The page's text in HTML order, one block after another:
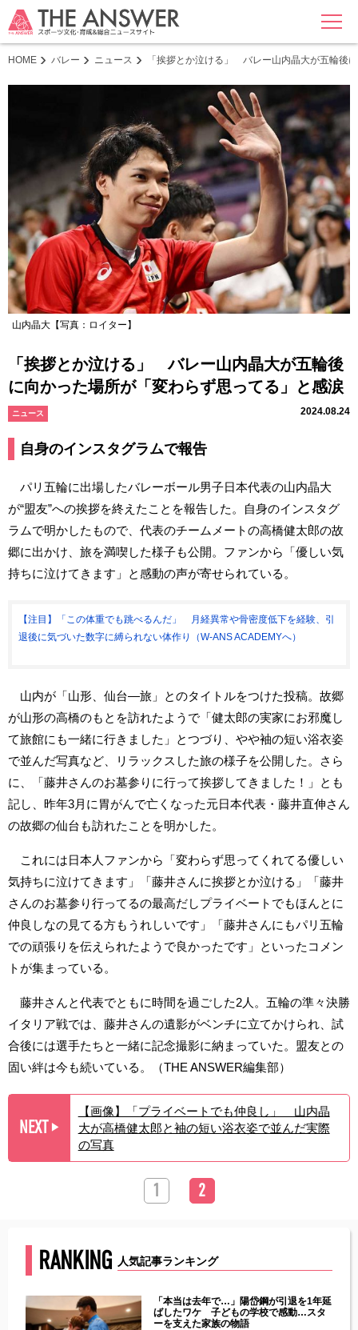
MENU
HOME バレー ニュース 「挨拶とか泣ける」 バレー山内晶大が五輪後
山内晶大【写真：ロイター】
「挨拶とか泣ける」 バレー山内晶大が五輪後
に向かった場所が「変わらず思ってる」と感涙
ニュース 2024.08.24
自身のインスタグラムで報告
パリ五輪に出場したバレーボール男子日本代表の山内晶大
が“盟友”への挨拶を終えたことを報告した。自身のインスタグ
ラムで明かしたもので、代表のチームメートの高橋健太郎の故
郷に出かけ、旅を満喫した様子も公開。ファンから「優しい気
持ちに泣けてきます」と感動の声が寄せられている。
【注目】「この体重でも跳べるんだ」 月経異常や骨密度低下を経験、引
退後に気づいた数字に縛られない体作り（W-ANS ACADEMYへ）
山内が「山形、仙台―旅」とのタイトルをつけた投稿。故郷
が山形の高橋のもとを訪れたようで「健太郎の実家にお邪魔し
て旅館にも一緒に行きました」とつづり、やや袖の短い浴衣姿
で並んだ写真など、リラックスした旅の様子を公開した。さら
に、「藤井さんのお墓参りに行って挨拶してきました！」とも
記し、昨年3月に胃がんで亡くなった元日本代表・藤井直伸さん
の故郷の仙台も訪れたことを明かした。
これには日本人ファンから「変わらず思ってくれてる優しい
気持ちに泣けてきます」「藤井さんに挨拶とか泣ける」「藤井
さんのお墓参り行ってるの最高だしプライベートでもほんとに
仲良しなの見てる方もうれしいです」「藤井さんにもパリ五輪
での頑張りを伝えられたようで良かったです」といったコメン
トが集まっている。
藤井さんと代表でともに時間を過ごした2人。五輪の準々決勝
イタリア戦では、藤井さんの遺影がベンチに立てかけられ、試
合後には選手たちと一緒に記念撮影に納まっていた。盟友との
固い絆は今も続いている。（THE ANSWER編集部）
NEXT ▶︎
【画像】「プライベートでも仲良し」 山内晶
大が高橋健太郎と袖の短い浴衣姿で並んだ実際
の写真
1 2
RANKING 人気記事ランキング
「本当は去年で…」陽岱鋼が引退を1年延
ばしたワケ 子どもの学校で感動…スタ
ーを支えた家族の物語